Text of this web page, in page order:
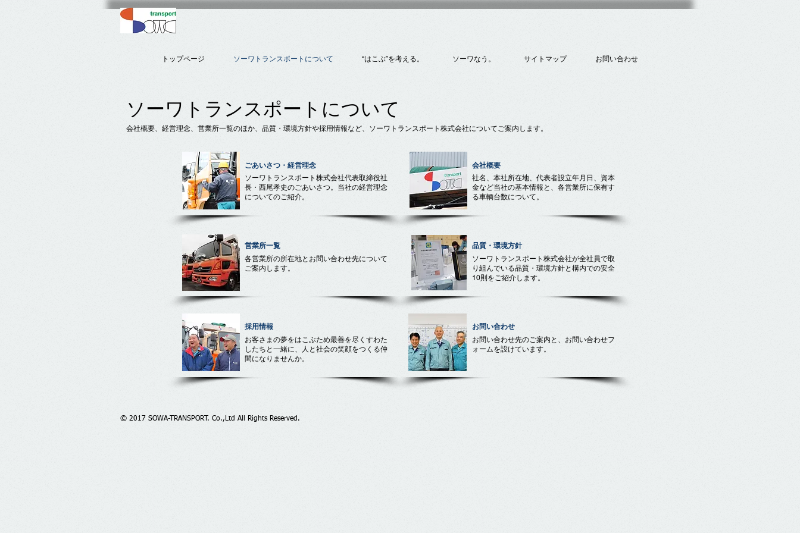
トップページ ソーワトランスポートについて “はこぶ”を考える。 ソーワなう。 サイトマップ お問い合わせ
ソーワトランスポートについて
会社概要、経営理念、営業所一覧のほか、品質・環境方針や採用情報など、ソーワトランスポート株式会社についてご案内します。
ごあいさつ・経営理念
ソーワトランスポート株式会社代表取締役社
長・西尾孝史のごあいさつ。当社の経営理念
についてのご紹介。
会社概要
​社名、本社所在地、代表者設立年月日、資本
金など当社の基本情報と、各営業所に保有す
る車輌台数について。
営業所一覧
各営業所の所在地とお問い合わせ先について
ご案内します。
品質・環境方針
ソーワトランスポート株式会社が全社員で取
り組んでいる品質・環境方針と構内での安全
10則をご紹介します。
採用情報
お客さまの夢をはこぶため最善を尽くすわた
したちと一緒に、人と社会の笑顔をつくる仲
間になりませんか。
お問い合わせ
お問い合わせ先のご案内と、お問い合わせフ
ォームを設けています。
© 2017 SOWA-TRANSPORT. Co.,Ltd All Rights Reserved.